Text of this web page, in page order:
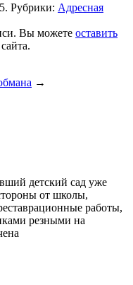
Рубрики: Адресная
Вы можете оставить
→
детский сад уже
от школы,
работы,
резными на